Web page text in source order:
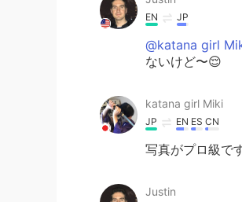
EN JP
@katana girl
ないけど〜😌
katana girl Miki
JP EN ES CN
写真がプロ級で
Justin